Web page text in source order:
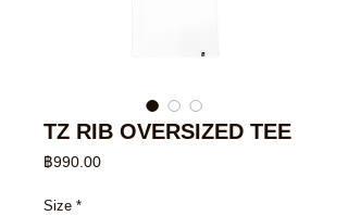
TZ RIB OVERSIZED TEE
฿990.00ราคา
Size *